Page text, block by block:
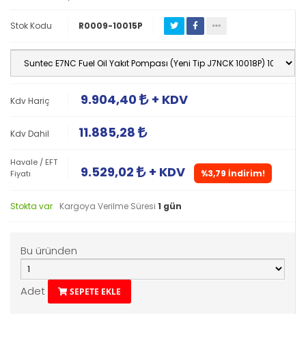
Stok Kodu R0009-10015P
Kdv Hariç 9.904,40 + KDV
Kdv Dahil 11.885,28
Havale / EFT
Fiyatı
9.529,02 + KDV %3,79 İndirim!
Stokta var Kargoya Verilme Süresi 1 gün
Bu üründen
Adet SEPETE EKLE